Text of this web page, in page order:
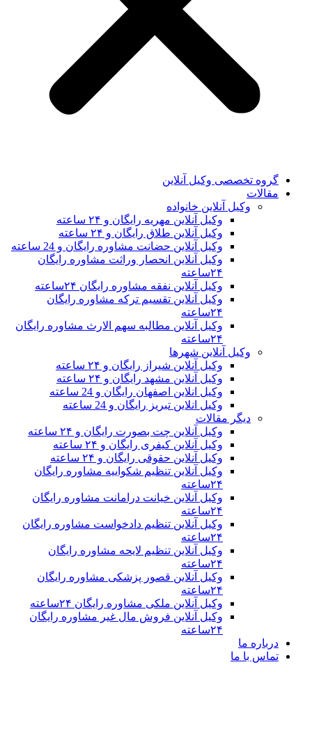
گروه تخصصی وکیل آنلاین
مقالات
وکیل آنلاین خانواده
وکیل آنلاین مهریه رایگان و ۲۴ ساعته
وکیل آنلاین طلاق رایگان و ۲۴ ساعته
وکیل آنلاین حضانت مشاوره رایگان و 24 ساعته
وکیل آنلاین انحصار وراثت مشاوره رایگان
وکیل آنلاین نفقه مشاوره رایگان ۲۴ساعته
وکیل آنلاین تقسیم ترکه مشاوره رایگان
وکیل آنلاین مطالبه سهم الارث مشاوره رایگان
وکیل آنلاین شهرها
وکیل آنلاین شیراز رایگان و ۲۴ ساعته
وکیل آنلاین مشهد رایگان و ۲۴ ساعته
وکیل انلاین اصفهان رایگان و 24 ساعته
وکیل انلاین تبریز رایگان و 24 ساعته
دیگر مقالات
وکیل آنلاین چت بصورت رایگان و ۲۴ ساعته
وکیل آنلاین کیفری رایگان و ۲۴ ساعته
وکیل آنلاین حقوقی رایگان و ۲۴ ساعته
وکیل آنلاین تنظیم شکواییه مشاوره رایگان
وکیل آنلاین خیانت درامانت مشاوره رایگان
وکیل آنلاین تنظیم دادخواست مشاوره رایگان
وکیل آنلاین تنظیم لایحه مشاوره رایگان
وکیل آنلاین قصور پزشکی مشاوره رایگان
وکیل آنلاین ملکی مشاوره رایگان ۲۴ساعته
وکیل آنلاین فروش مال غیر مشاوره رایگان
درباره ما
تماس با ما